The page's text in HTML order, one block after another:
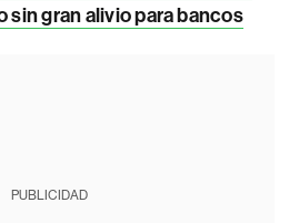
sin gran alivio para bancos
PUBLICIDAD